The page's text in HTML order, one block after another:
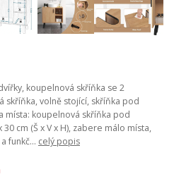
koupelnová skříňka se 2
volně stojící, skříňka pod
místa: koupelnová skříňka pod
cm (Š x V x H), zabere málo místa,
funkč... celý popis